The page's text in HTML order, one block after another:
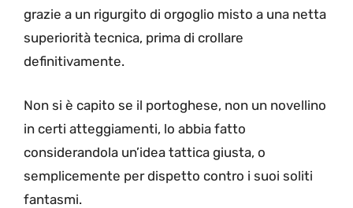
grazie a un rigurgito di orgoglio misto a una netta
superiorità tecnica, prima di crollare
definitivamente.
Non si è capito se il portoghese, non un novellino
in certi atteggiamenti, lo abbia fatto
considerandola un’idea tattica giusta, o
semplicemente per dispetto contro i suoi soliti
fantasmi.